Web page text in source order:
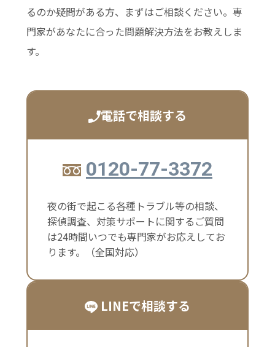
るのか疑問がある方、まずはご相談ください。専
門家があなたに合った問題解決方法をお教えしま
す。
電話で相談する
0120-77-3372
夜の街で起こる各種トラブル等の相談、
探偵調査、対策サポートに関するご質問
は24時間いつでも専門家がお応えしてお
ります。（全国対応）
LINEで相談する